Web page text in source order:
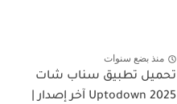
منذ بضع سنوات
تحميل تطبيق سناب شات
2025 Uptodown آخر إصدار |